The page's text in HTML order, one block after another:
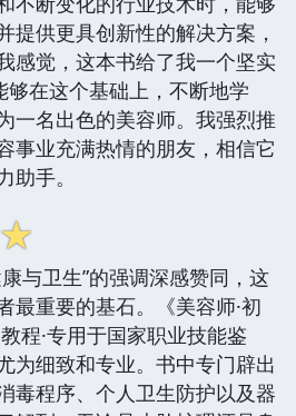
提供更具创新性的解决方案，
感觉，这本书给了我一个坚实
够在这个基础上，不断地学
一名出色的美容师。我强烈推
事业充满热情的朋友，相信它
手。
☆
与卫生”的强调深感赞同，这
最重要的基石。《美容师·初
程·专用于国家职业技能鉴
为细致和专业。书中专门辟出
毒程序、个人卫生防护以及器